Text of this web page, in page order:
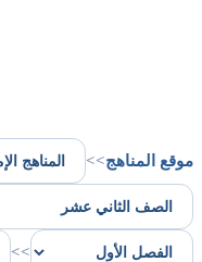
موقع المناهج>>
>>